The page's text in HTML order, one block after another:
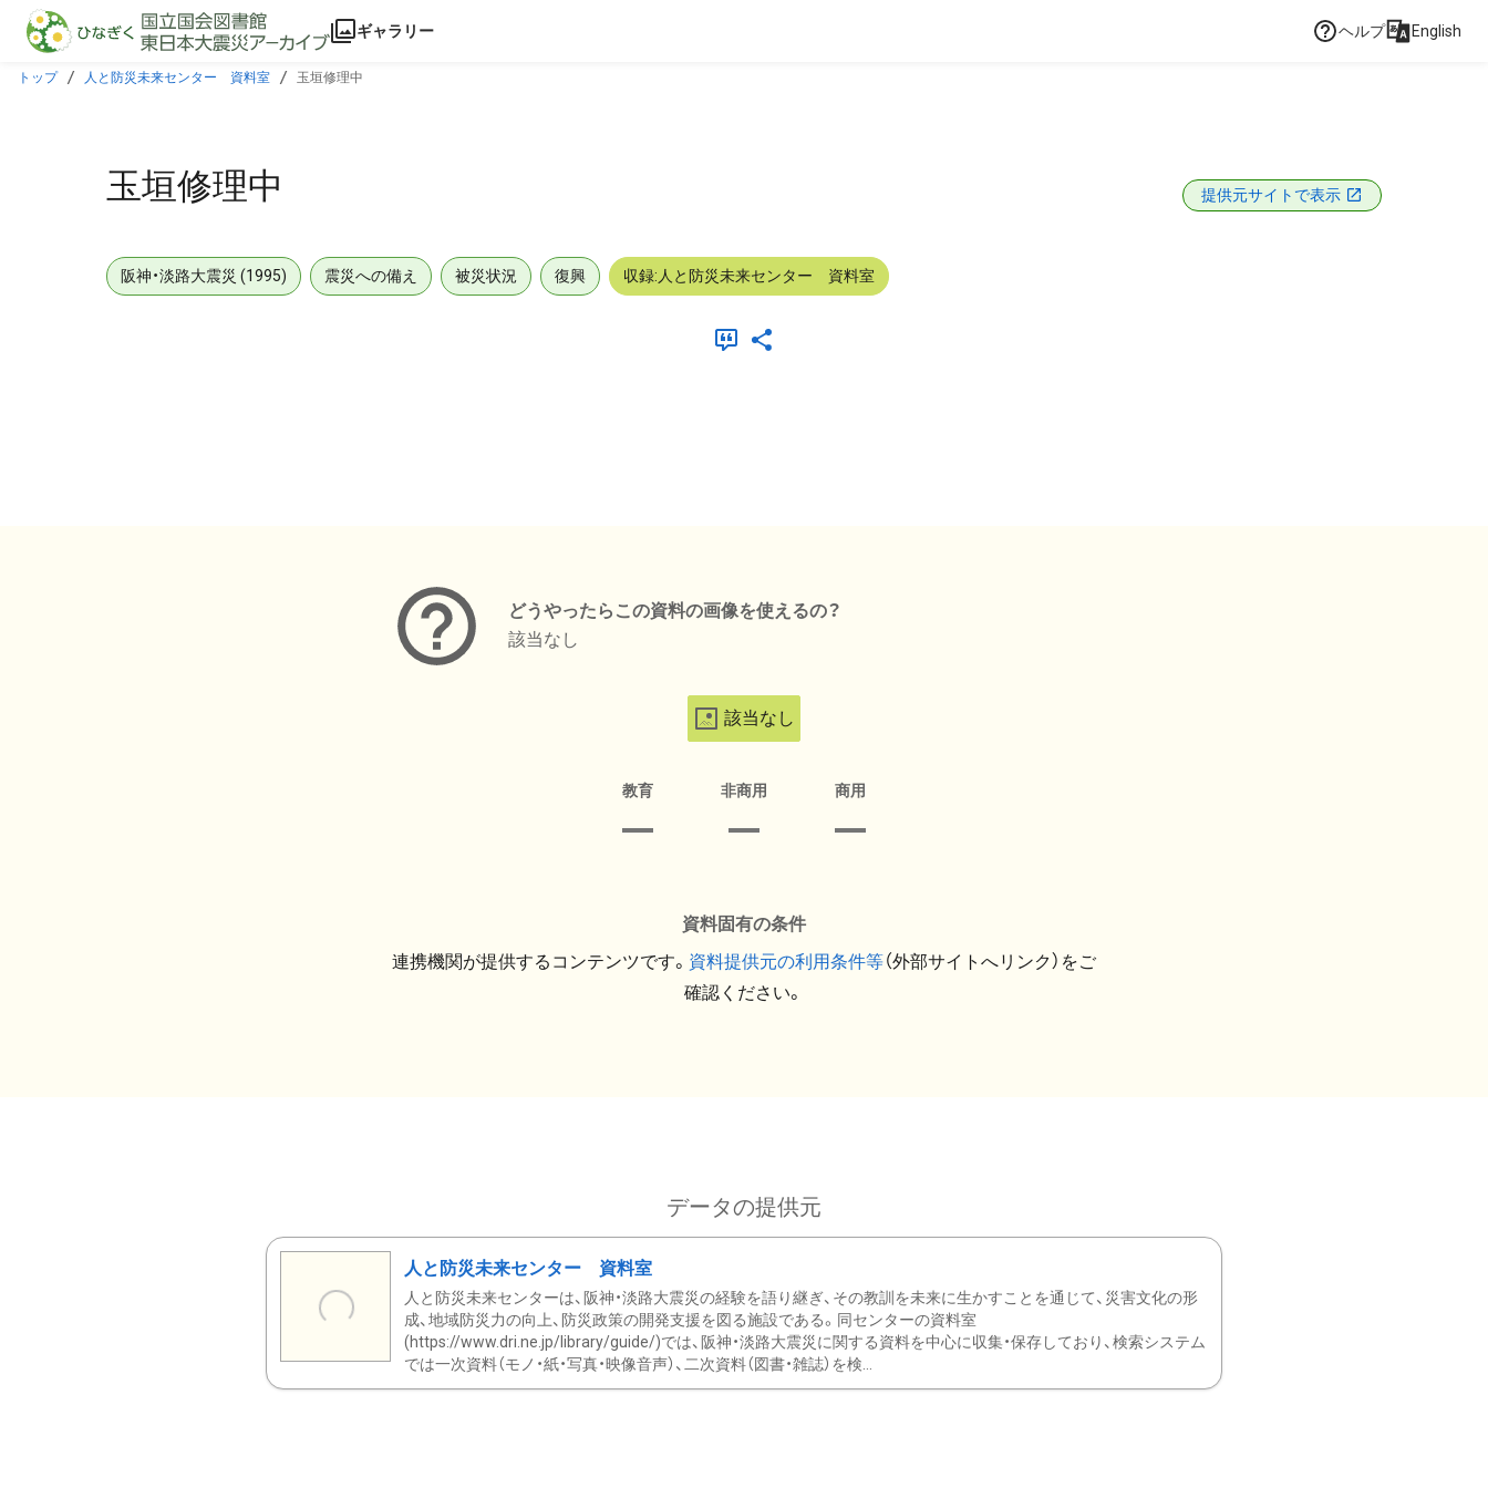
本文に飛ぶ
ギャラリー ヘルプ English
トップ 人と防災未来センター 資料室 玉垣修理中
玉垣修理中 提供元サイトで表示
阪神・淡路大震災 (1995) 震災への備え 被災状況 復興 収録:人と防災未来センター 資料室
どうやったらこの資料の画像を使えるの？
該当なし
該当なし
教育 非商用 商用
資料固有の条件
連携機関が提供するコンテンツです。 資料提供元の利用条件等（外部サイトへリンク）をご
確認ください。
データの提供元
人と防災未来センター 資料室
人と防災未来センターは、阪神・淡路大震災の経験を語り継ぎ、その教訓を未来に生かすことを通じて、災害文化の形
成、地域防災力の向上、防災政策の開発支援を図る施設である。同センターの資料室
(https://www.dri.ne.jp/library/guide/)では、阪神・淡路大震災に関する資料を中心に収集・保存しており、検索システム
では一次資料（モノ・紙・写真・映像音声）、二次資料（図書・雑誌）を検...